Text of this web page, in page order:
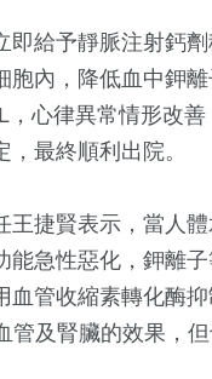
給予靜脈注射鈣
內，降低血中鉀
心律異常情形改
最終順利出院。
捷賢表示，當人
急性惡化，鉀離
管收縮素轉化酶
及腎臟的效果，